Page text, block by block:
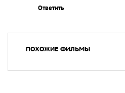
Ответить
ПОХОЖИЕ ФИЛЬМЫ